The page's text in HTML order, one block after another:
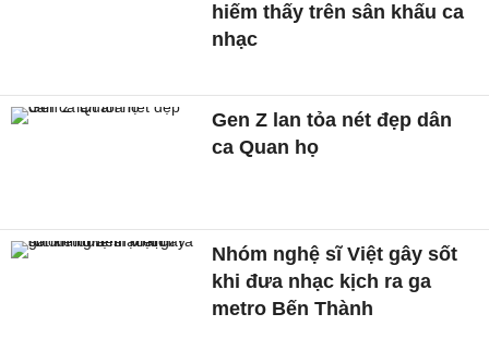
hiếm thấy trên sân khấu ca
nhạc
Gen Z lan tỏa nét đẹp dân
ca Quan họ
Nhóm nghệ sĩ Việt gây sốt
khi đưa nhạc kịch ra ga
metro Bến Thành